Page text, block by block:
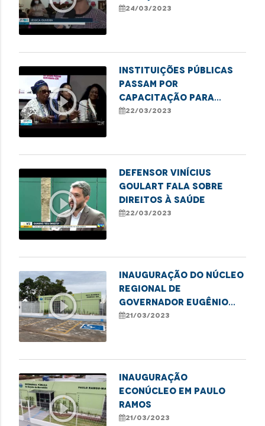
casos de violência
24/03/2023
play_circle_outline
Instituições públicas
passam por
capacitação para
combater o racismo
22/03/2023
play_circle_outline
Defensor Vinícius
Goulart fala sobre
direitos à saúde
22/03/2023
play_circle_outline
INAUGURAÇÃO DO NÚCLEO
REGIONAL DE
GOVERNADOR EUGÊNIO
BARROS
21/03/2023
play_circle_outline
INAUGURAÇÃO
ECONÚCLEO EM PAULO
RAMOS
21/03/2023